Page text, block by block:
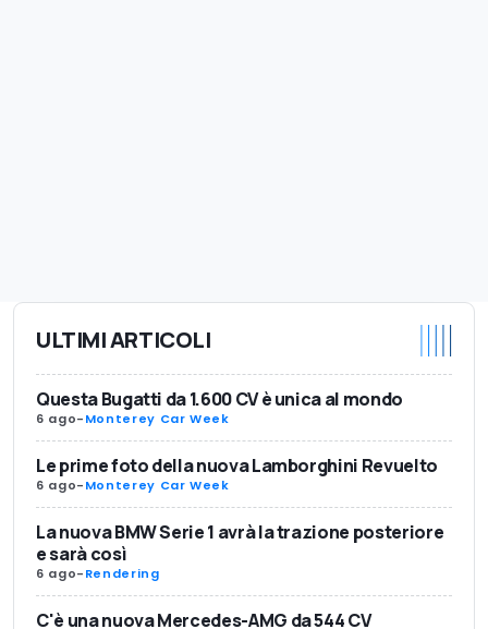
ULTIMI ARTICOLI
Questa Bugatti da 1.600 CV è unica al mondo
6 ago-Monterey Car Week
Le prime foto della nuova Lamborghini Revuelto
6 ago-Monterey Car Week
La nuova BMW Serie 1 avrà la trazione posteriore
e sarà così
6 ago-Rendering
C'è una nuova Mercedes-AMG da 544 CV